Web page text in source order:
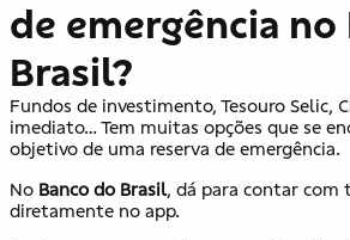
de emergência no
Brasil?
Fundos de investimento, Tesouro Selic,
imediato… Tem muitas opções que se
objetivo de uma reserva de emergência.
No Banco do Brasil, dá para contar com
diretamente no app.